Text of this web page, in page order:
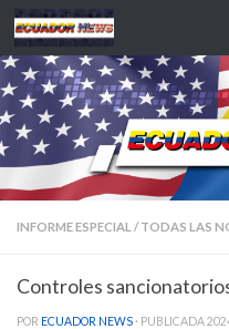
Saltar al contenido
INFORME ESPECIAL / TODAS LAS
Controles
POR ECUADOR NEWS · PUBLICADA